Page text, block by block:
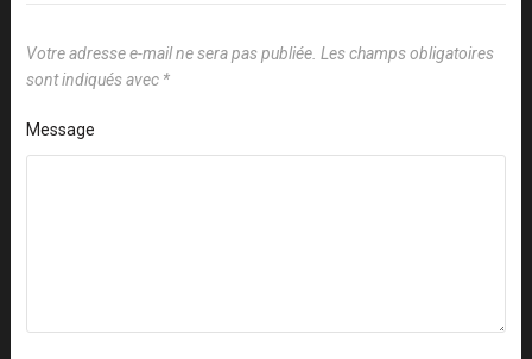
Votre adresse e-mail ne sera pas publiée. Les champs obligatoires
sont indiqués avec *
Message